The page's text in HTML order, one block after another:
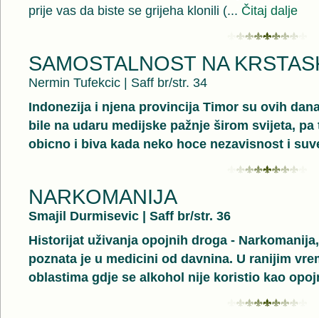
prije vas da biste se grijeha klonili (... Čitaj dalje
SAMOSTALNOST NA
Nermin Tufekcic
Saff br/str. 34
Indonezija i njena provincija Timor su ovih
bile na udaru medijske pažnje širom svijeta,
obicno i biva kada neko hoce nezavisnost i
NARKOMANIJA
Smajil Durmisevic
Saff br/str. 36
Historijat uživanja opojnih droga -
poznata je u medicini od davnina. U ranijim
oblastima gdje se alkohol nije koristio kao